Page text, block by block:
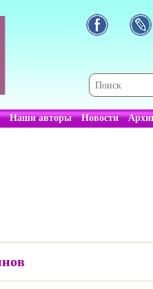
Наши авторы Новости